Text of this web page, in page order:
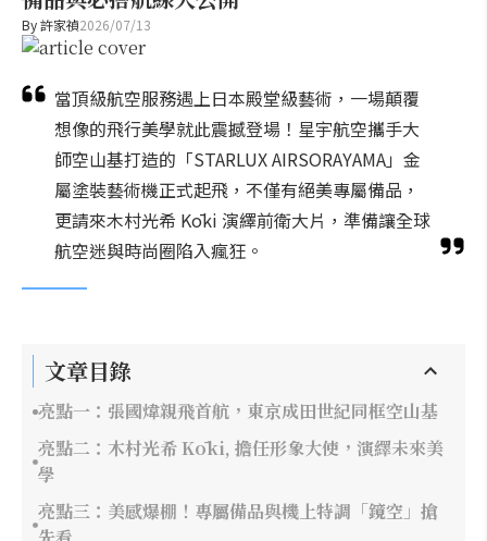
By許家禎2026/07/13
當頂級航空服務遇上日本殿堂級藝術，一場顛覆
想像的飛行美學就此震撼登場！星宇航空攜手大
師空山基打造的「STARLUX AIRSORAYAMA」金
屬塗裝藝術機正式起飛，不僅有絕美專屬備品，
更請來木村光希 Kōki 演繹前衛大片，準備讓全球
航空迷與時尚圈陷入瘋狂。
文章目錄
亮點一：張國煒親飛首航，東京成田世紀同框空山基
亮點二：木村光希 Kōki, 擔任形象大使，演繹未來美
學
亮點三：美感爆棚！專屬備品與機上特調「鏡空」搶